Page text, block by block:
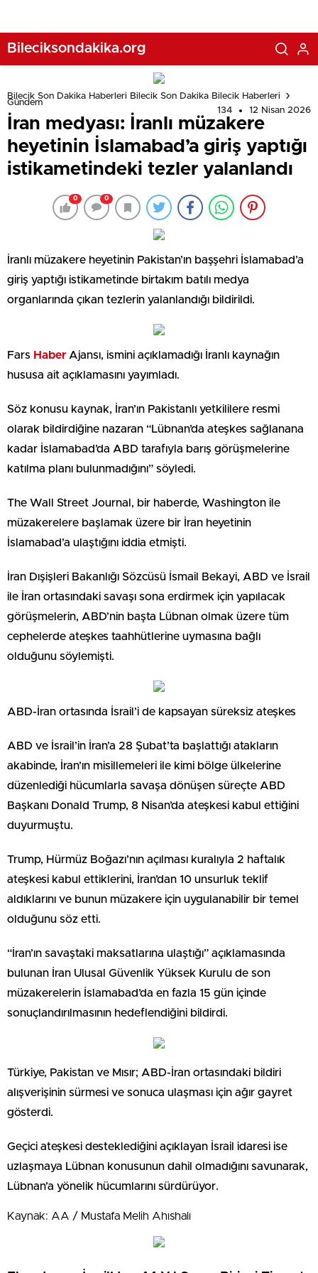
Bileciksondakika.org
Bilecik Son Dakika Haberleri Bilecik Son Dakika Bilecik Haberleri
Gündem
134
12 Nisan 2026
İran medyası: İranlı müzakere
heyetinin İslamabad’a giriş yaptığı
istikametindeki tezler yalanlandı
0 0
İranlı müzakere heyetinin Pakistan’ın başşehri İslamabad’a
giriş yaptığı istikametinde birtakım batılı medya
organlarında çıkan tezlerin yalanlandığı bildirildi.
Fars Haber Ajansı, ismini açıklamadığı İranlı kaynağın
hususa ait açıklamasını yayımladı.
Söz konusu kaynak, İran’ın Pakistanlı yetkililere resmi
olarak bildirdiğine nazaran “Lübnan’da ateşkes sağlanana
kadar İslamabad’da ABD tarafıyla barış görüşmelerine
katılma planı bulunmadığını” söyledi.
The Wall Street Journal, bir haberde, Washington ile
müzakerelere başlamak üzere bir İran heyetinin
İslamabad’a ulaştığını iddia etmişti.
İran Dışişleri Bakanlığı Sözcüsü İsmail Bekayi, ABD ve İsrail
ile İran ortasındaki savaşı sona erdirmek için yapılacak
görüşmelerin, ABD’nin başta Lübnan olmak üzere tüm
cephelerde ateşkes taahhütlerine uymasına bağlı
olduğunu söylemişti.
ABD-İran ortasında İsrail’i de kapsayan süreksiz ateşkes
ABD ve İsrail’in İran’a 28 Şubat’ta başlattığı atakların
akabinde, İran’ın misillemeleri ile kimi bölge ülkelerine
düzenlediği hücumlarla savaşa dönüşen süreçte ABD
Başkanı Donald Trump, 8 Nisan’da ateşkesi kabul ettiğini
duyurmuştu.
Trump, Hürmüz Boğazı’nın açılması kuralıyla 2 haftalık
ateşkesi kabul ettiklerini, İran’dan 10 unsurluk teklif
aldıklarını ve bunun müzakere için uygulanabilir bir temel
olduğunu söz etti.
“İran’ın savaştaki maksatlarına ulaştığı” açıklamasında
bulunan İran Ulusal Güvenlik Yüksek Kurulu de son
müzakerelerin İslamabad’da en fazla 15 gün içinde
sonuçlandırılmasının hedeflendiğini bildirdi.
Türkiye, Pakistan ve Mısır; ABD-İran ortasındaki bildiri
alışverişinin sürmesi ve sonuca ulaşması için ağır gayret
gösterdi.
Geçici ateşkesi desteklediğini açıklayan İsrail idaresi ise
uzlaşmaya Lübnan konusunun dahil olmadığını savunarak,
Lübnan’a yönelik hücumlarını sürdürüyor.
Kaynak: AA / Mustafa Melih Ahıshalı